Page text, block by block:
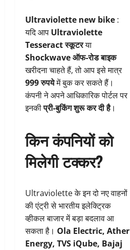
Ultraviolette new bike :
यदि आप Ultraviolette
Tesseract स्कूटरया
Shockwave ऑफ-रोड बाइक
खरीदना चाहते हैं, तो आप इसे मात्र
999 रुपयेमें बुक कर सकते हैं।
कंपनी ने अपने आधिकारिक पोर्टल पर
इनकीप्री-बुकिंग शुरू कर दी है।
किन कंपनियों को
मिलेगी टक्कर?
Ultraviolette के इन दो नए वाहनों
की एंट्री से भारतीय इलेक्ट्रिक
व्हीकल बाजार में बड़ा बदलाव आ
सकता है। Ola Electric, Ather
Energy, TVS iQube, Bajaj